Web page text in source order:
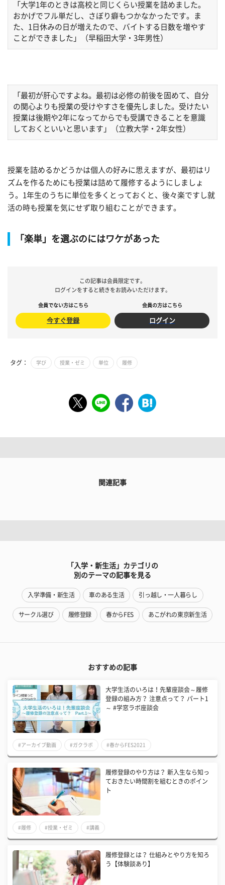
「大学1年のときは高校と同じくらい授業を詰めました。
おかげでフル単だし、さぼり癖もつかなかったです。ま
た、1日休みの日が増えたので、バイトする日数を増やす
ことができました」（早稲田大学・3年男性）
「最初が肝心ですよね。最初は必修の前後を固めて、自分
の関心よりも授業の受けやすさを優先しました。受けたい
授業は後期や2年になってからでも受講できることを意識
しておくといいと思います」（立教大学・2年女性）
授業を詰めるかどうかは個人の好みに思えますが、最初はリ
ズムを作るためにも授業は詰めて履修するようにしましょ
う。1年生のうちに単位を多くとっておくと、後々楽ですし就
活の時も授業を気にせず取り組むことができます。
「楽単」を選ぶのにはワケがあった
この記事は会員限定です。
ログインをすると続きをお読みいただけます。
会員でない方はこちら
今すぐ登録
会員の方はこちら
ログイン
タグ： 学び 授業・ゼミ 単位 履修
関連記事
「入学・新生活」カテゴリの
別のテーマの記事を見る
入学準備・新生活 車のある生活 引っ越し・一人暮らし
サークル選び 履修登録 春からFES あこがれの東京新生活
おすすめの記事
大学生活のいろは！先輩座談会～履修
登録の組み方？ 注意点って？ パート1
～​​ #学窓ラボ座談会
#アーカイブ動画 #ガクラボ #春からFES2021
履修登録のやり方は？ 新入生なら知っ
ておきたい時間割を組むときのポイン
ト
#履修 #授業・ゼミ #講義
履修登録とは？ 仕組みとやり方を知ろ
う【体験談あり】